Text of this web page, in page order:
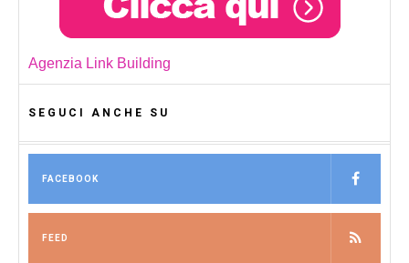
Agenzia Link Building
SEGUCI ANCHE SU
FACEBOOK
FEED